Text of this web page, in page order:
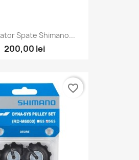
Spate Shimano...
200,00 lei
favorite_border